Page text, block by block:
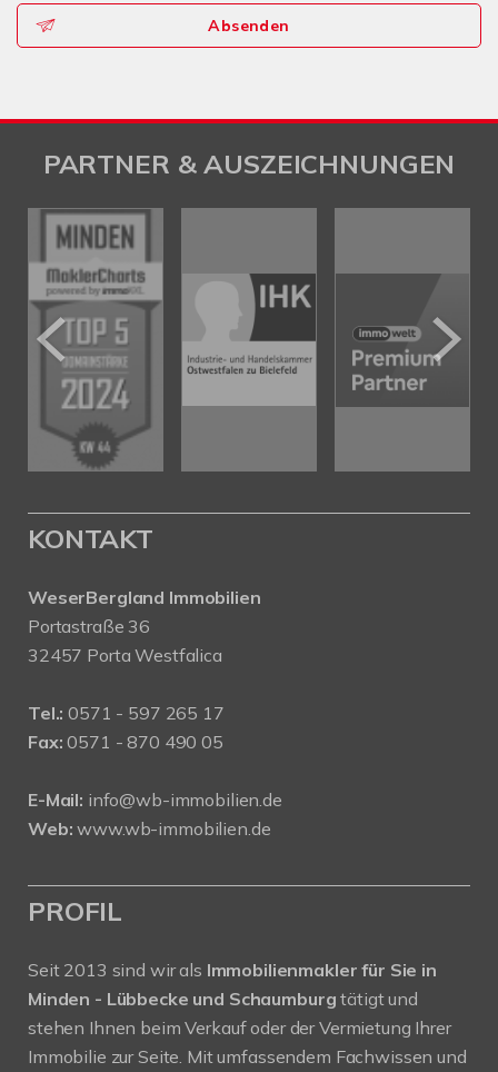
Absenden
PARTNER & AUSZEICHNUNGEN
KONTAKT
WeserBergland Immobilien
Portastraße 36
32457 Porta Westfalica
Tel.: 0571 - 597 265 17
Fax: 0571 - 870 490 05
E-Mail: info@wb-immobilien.de
Web: www.wb-immobilien.de
PROFIL
Seit 2013 sind wir als Immobilienmakler für Sie in
Minden - Lübbecke und Schaumburgtätigt und
stehen Ihnen beim Verkauf oder der Vermietung Ihrer
Immobilie zur Seite. Mit umfassendem Fachwissen und